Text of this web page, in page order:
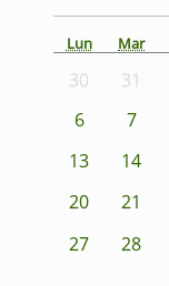
Lun Mar
30 31
6
7
13
14
20
21
27
28